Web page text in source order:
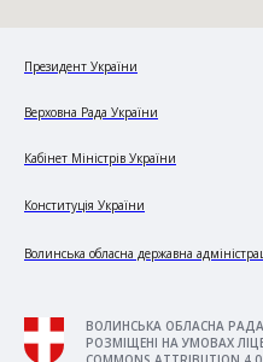
Президент України
Верховна Рада України
Кабінет Міністрів України
Конституція України
Волинська обласна державна
ВОЛИНСЬКА ОБЛАСНА
РОЗМІЩЕНІ НА УМОВАХ